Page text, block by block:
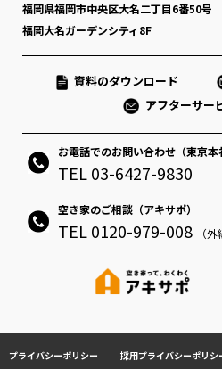
福岡県福岡市中央区大名二丁目6番50号
福岡大名ガーデンシティ8F
資料のダウンロード
アフターサー
お電話でのお問い合わせ（東京本
TEL 03-6427-9830
空き家のご相談（アキサポ）
TEL 0120-979-008 （
プライバシーポリシー 採用プライバシーポリシ